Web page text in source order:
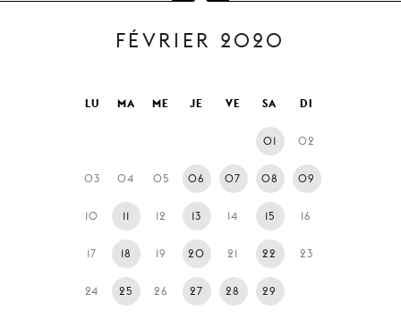
TICKETS &
ABONNEMENTS
VISITE
PUBLIC
LA
MONNAIE
NOUS
SOUTENIR
FÉVRIER 2020
LU MA ME JE VE SA DI
01 02
03 04 05 06 07 08 09
10 11 12 13 14 15 16
17 18 19 20 21 22 23
24 25 26 27 28 29